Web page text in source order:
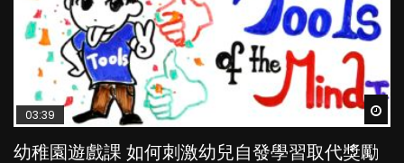
03:39
幼稚園遊戲課 如何刺激幼兒自發學習取代獎勵
04:59
幼兒playgroup真係玩耍中學習？研究指BB 15個
03:02
老公患產後憂鬱症對BB的影響
04:06
全職好？在職好？｜全職媽媽與在職媽媽的壓
03:41
BB口腔期乜都放入口，父母該制止還是放手？